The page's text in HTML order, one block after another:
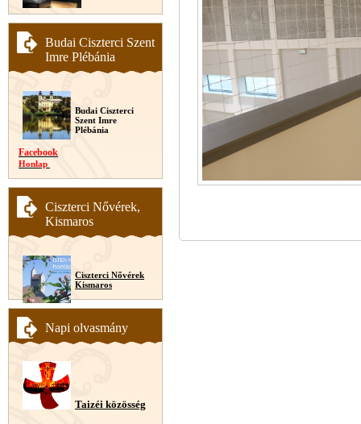
Budai Ciszterci Szent
Imre Plébánia
Budai Ciszterci
Szent Imre
Plébánia
Facebook
Honlap
Ciszterci Nővérek,
Kismaros
Ciszterci Nővérek
Kismaros
Napi olvasmány
Taizéi közösség